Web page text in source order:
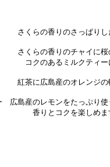
香りのさっぱりした
りのチャイに桜の花
クティーにしあ
広島産のオレンジの輪
産のレモンをたっぷり使
を楽しめま